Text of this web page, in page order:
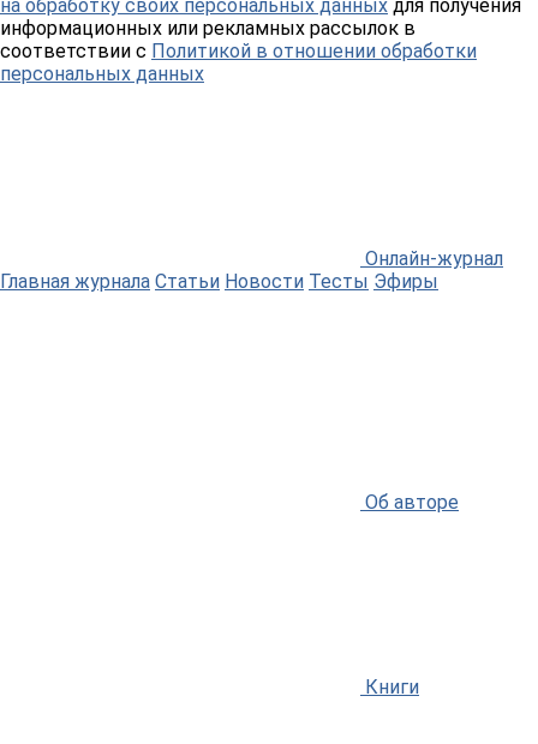
на обработку своих персональных данных для получения
информационных или рекламных рассылок в
соответствии с Политикой в отношении обработки
персональных данных
Онлайн-журнал
Главная журнала Статьи Новости Тесты Эфиры
Об авторе
Книги